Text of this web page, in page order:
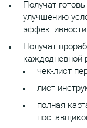
Получат
улучшению
Получат
каждодневной
чек-лист
лист
полная